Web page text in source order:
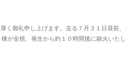
く御礼申し上げます。去る７月３１日昼前、
が全焼、発生から約１０時間後に鎮火いた